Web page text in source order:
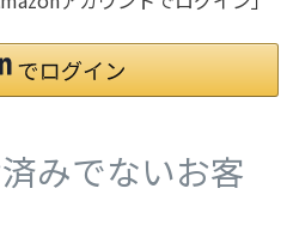
みでないお客